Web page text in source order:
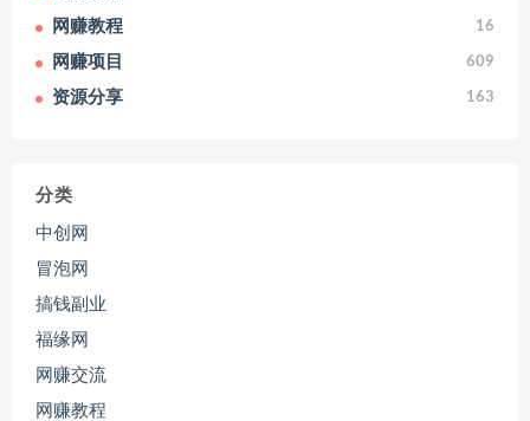
网赚教程 16
网赚项目 609
资源分享 163
分类
中创网
冒泡网
搞钱副业
福缘网
网赚交流
网赚教程